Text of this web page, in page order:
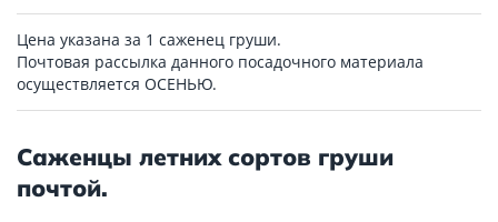
Цена указана за 1 саженец груши.
Почтовая рассылка данного посадочного материала
осуществляется ОСЕНЬЮ.
Саженцы летних сортов груши
почтой.